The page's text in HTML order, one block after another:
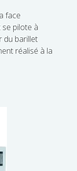
face
pilote à
du barillet
réalisé à la